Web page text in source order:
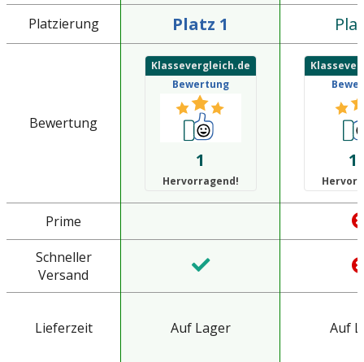
Platzierung Platz 1
Bewertung
Klassevergleich.de
Bewertung
1
Hervorragend!
Prime
Schneller
Versand
Lieferzeit Auf Lager Auf